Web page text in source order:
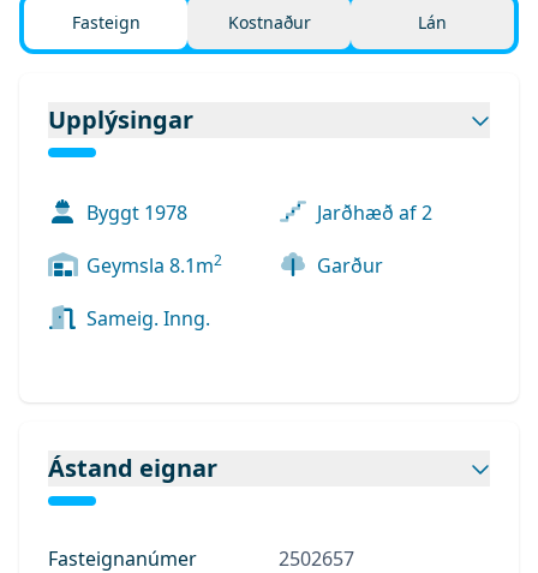
Fasteign Kostnaður Lán
Upplýsingar
Byggt 1978
Jarðhæð af 2
Geymsla 8.1m2
Garður
Sameig. Inng.
Ástand eignar
Fasteignanúmer
2502657